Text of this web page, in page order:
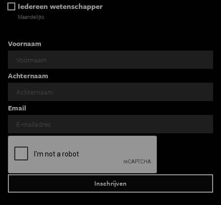
Iedereen wetenschapper
Maandelijks
Voornaam
Achternaam
Email